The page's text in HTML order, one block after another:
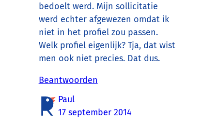
bedoelt werd. Mijn sollicitatie
werd echter afgewezen omdat ik
niet in het profiel zou passen.
Welk profiel eigenlijk? Tja, dat wist
men ook niet precies. Dat dus.
Beantwoorden
Paul
17 september 2014